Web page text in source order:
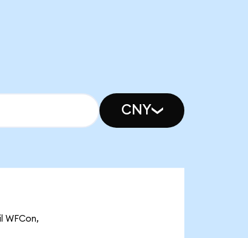
CNY
WFCon,